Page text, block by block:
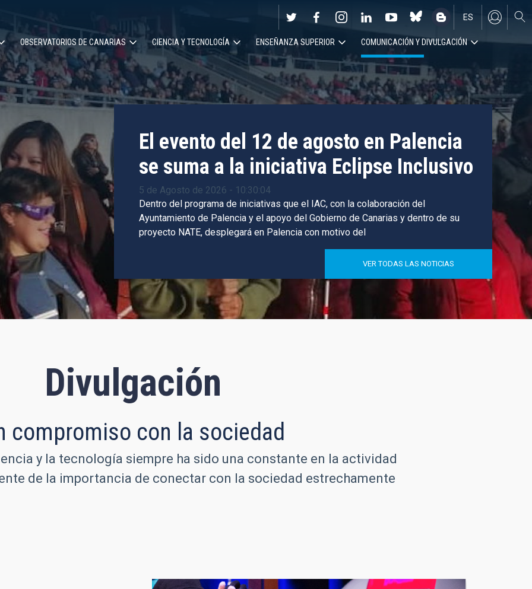
EN
ES
OBSERVATORIOS DE CANARIAS CIENCIA Y TECNOLOGÍA ENSEÑANZA SUPERIOR COMUNICACIÓN Y DIVULGACIÓN
El evento del 12 de agosto en Palencia
se suma a la iniciativa Eclipse Inclusivo
5 de Agosto de 2026 - 10:30:04
Dentro del programa de iniciativas que el IAC, con la colaboración del
Ayuntamiento de Palencia y el apoyo del Gobierno de Canarias y dentro de su
proyecto NATE, desplegará en Palencia con motivo del
VER TODAS LAS NOTICIAS
Divulgación
compromiso con la sociedad
y la tecnología siempre ha sido una constante en la actividad
de la importancia de conectar con la sociedad estrechamente